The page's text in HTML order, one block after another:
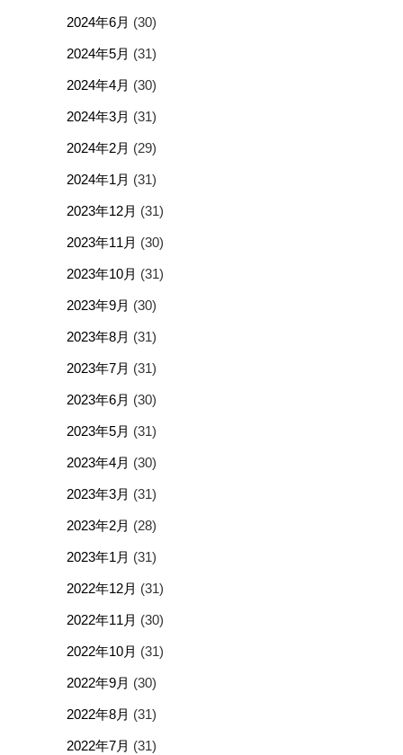
2024年6月 (30)
2024年5月 (31)
2024年4月 (30)
2024年3月 (31)
2024年2月 (29)
2024年1月 (31)
2023年12月 (31)
2023年11月 (30)
2023年10月 (31)
2023年9月 (30)
2023年8月 (31)
2023年7月 (31)
2023年6月 (30)
2023年5月 (31)
2023年4月 (30)
2023年3月 (31)
2023年2月 (28)
2023年1月 (31)
2022年12月 (31)
2022年11月 (30)
2022年10月 (31)
2022年9月 (30)
2022年8月 (31)
2022年7月 (31)